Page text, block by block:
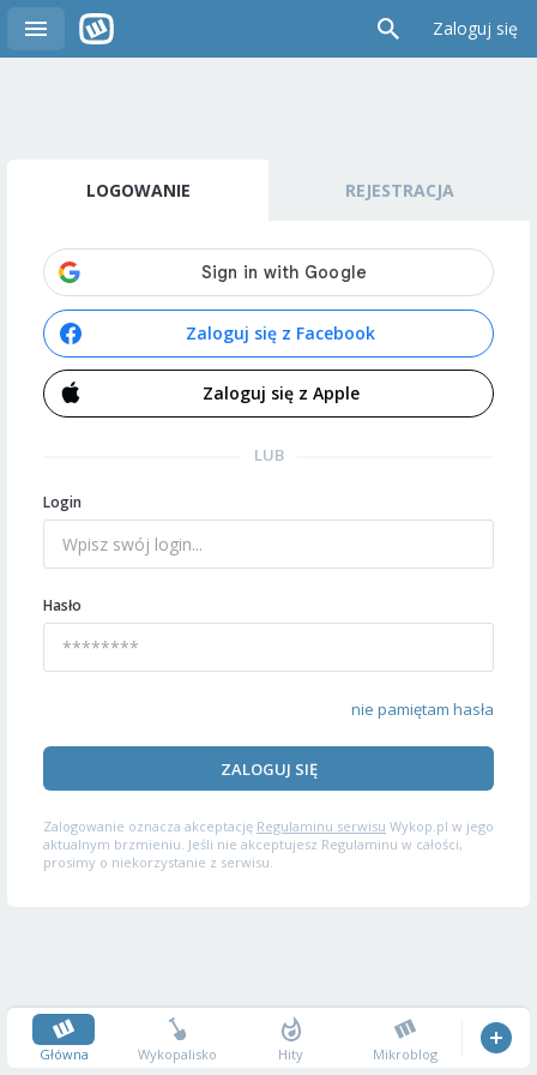
Zaloguj się
LOGOWANIE REJESTRACJA
Zaloguj się z Facebook
Zaloguj się z Apple
LUB
Login
Hasło
nie pamiętam hasła
ZALOGUJ SIĘ
Zalogowanie oznacza akceptację Regulaminu serwisu Wykop.pl w jego
aktualnym brzmieniu. Jeśli nie akceptujesz Regulaminu w całości,
prosimy o niekorzystanie z serwisu.
Główna Wykopalisko Hity Mikroblog